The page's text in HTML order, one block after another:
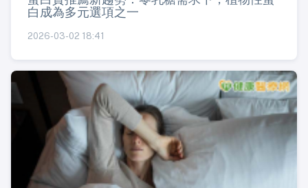
白成為多元選項之一
2026-03-02 18:41